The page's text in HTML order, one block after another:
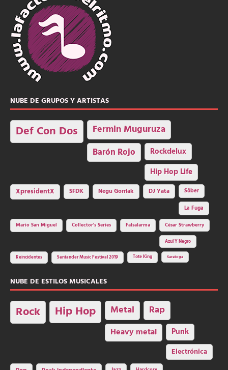
NUBE DE GRUPOS Y ARTISTAS
Def Con Dos Fermin Muguruza
Barón Rojo Rockdelux
Hip Hop Life
XpresidentX SFDK Negu Gorriak DJ Yata
Sôber
La Fuga
Mario San Miguel
Collector's Series Falsalarma César Strawberry
Azul Y Negro
Reincidentes Santander Music Festival 2019 Tote King Saratoga
NUBE DE ESTILOS MUSICALES
Rock Hip Hop Metal Rap
Heavy metal Punk
Electrónica